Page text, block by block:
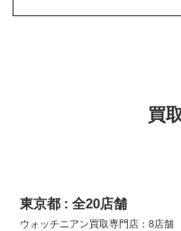
買
東京都 : 全20店舗
ウォッチニアン買取専門店：8